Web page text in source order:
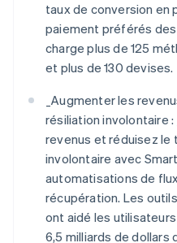
taux de conversion en
paiement préférés
charge plus de 125
et plus de 130 devises.
_Augmenter les
résiliation involontaire : _
revenus et réduisez le
involontaire avec
automatisations de
récupération. Les
ont aidé les
6,5 milliards de dollars